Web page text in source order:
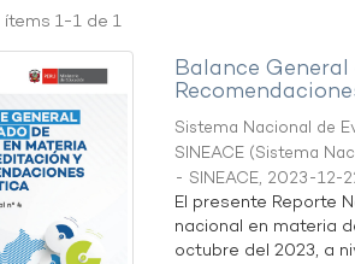
1-1 de 1
Balance
Sistema Nacional de
SINEACE (Sistema
- SINEACE, 2023-12-
El presente Reporte
nacional en materia
octubre del 2023, a